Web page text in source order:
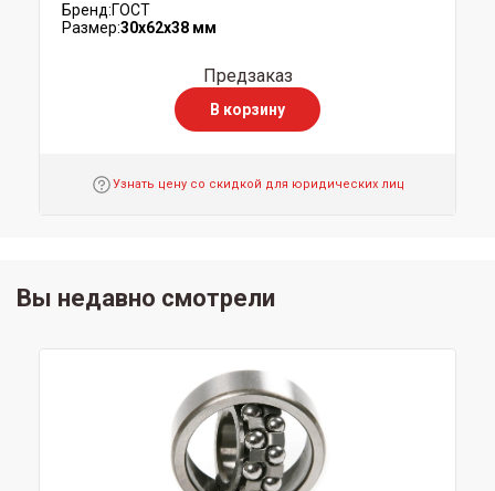
Бренд:ГОСТ
Размер:30x62x38 мм
Предзаказ
В корзину
Узнать цену со скидкой для юридических лиц
Вы недавно смотрели